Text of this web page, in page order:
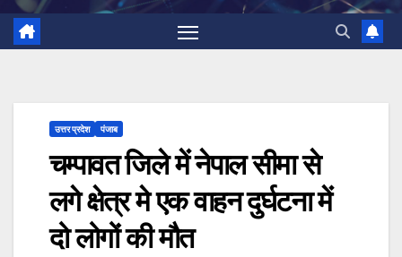
उत्तर प्रदेश पंजाब
चम्पावत जिले में नेपाल सीमा से
लगे क्षेत्र मे एक वाहन दुर्घटना में
दो लोगों की मौत